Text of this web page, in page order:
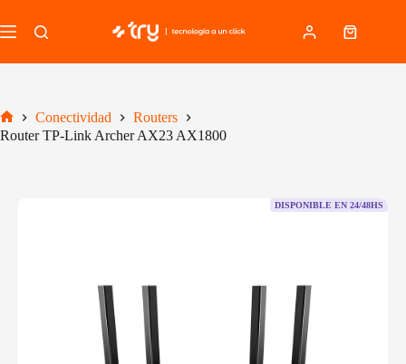
al
contenido
Carro
Inicio
Conectividad
Routers
Router TP-Link Archer AX23 AX1800
DISPONIBLE EN 24/48HS